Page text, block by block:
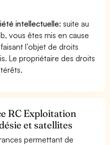
intellectuelle: suite au
vous êtes mis en cause
l’objet de droits
Le propriétaire des droits
RC Exploitation
et satellites
permettant de